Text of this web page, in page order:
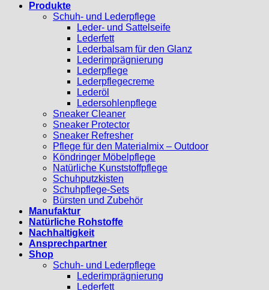
Produkte
Schuh- und Lederpflege
Leder- und Sattelseife
Lederfett
Lederbalsam für den Glanz
Lederimprägnierung
Lederpflege
Lederpflegecreme
Lederöl
Ledersohlenpflege
Sneaker Cleaner
Sneaker Protector
Sneaker Refresher
Pflege für den Materialmix – Outdoor
Köndringer Möbelpflege
Natürliche Kunststoffpflege
Schuhputzkisten
Schuhpflege-Sets
Bürsten und Zubehör
Manufaktur
Natürliche Rohstoffe
Nachhaltigkeit
Ansprechpartner
Shop
Schuh- und Lederpflege
Lederimprägnierung
Lederfett